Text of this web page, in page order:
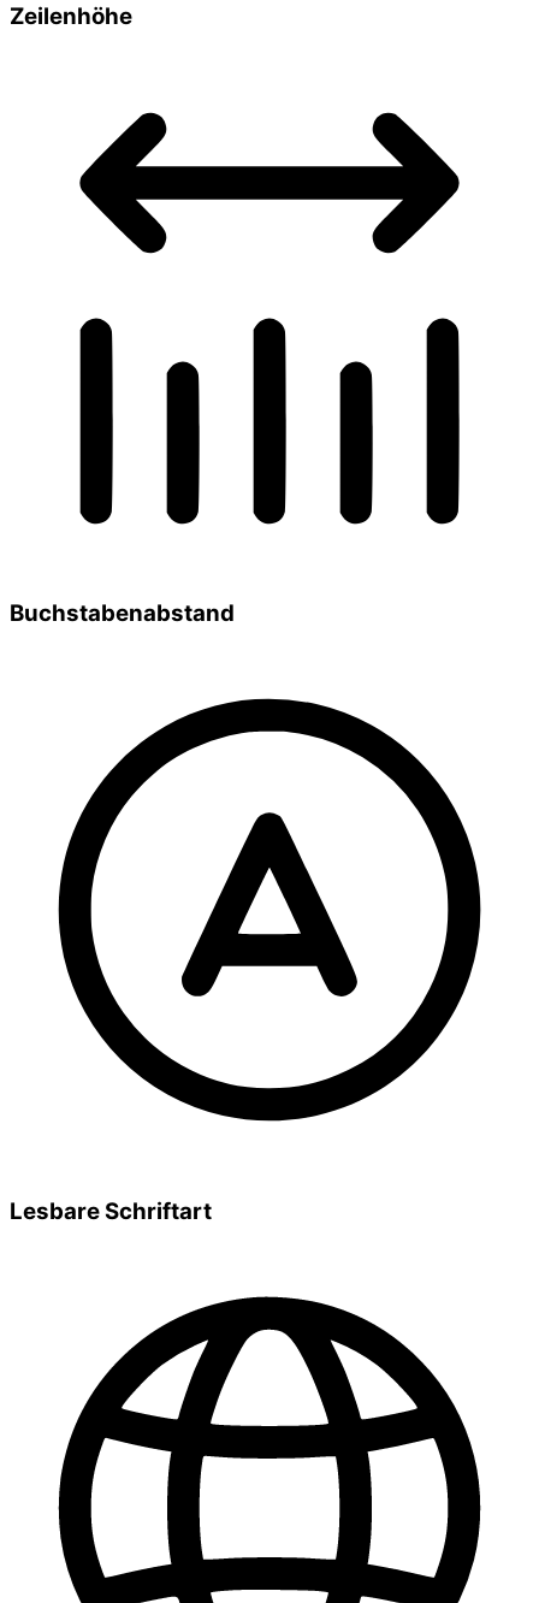
Zeilenhöhe
Buchstabenabstand
Lesbare Schriftart